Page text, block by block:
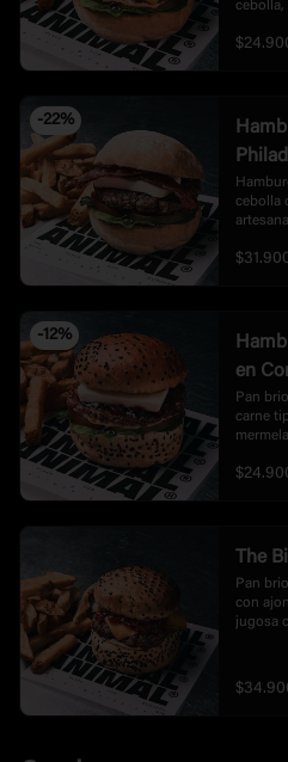
-22%
cebolla
papas.
-12%
en
Pan
carne
The
Pan
con
jugosa
con un